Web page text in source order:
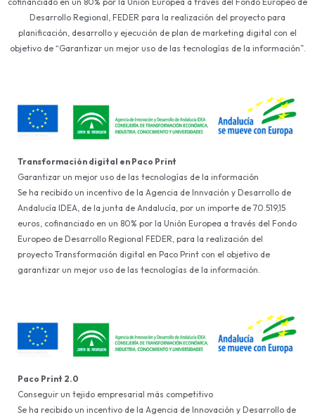
Desarrollo Regional, FEDER para la realización del proyecto para
planificación, desarrollo y ejecución de plan de marketing digital con el
objetivo de “Garantizar un mejor uso de las tecnologías de la información”.
Transformación digital en Paco Print
Garantizar un mejor uso de las tecnologías de la información
Se ha recibido un incentivo de la Agencia de Innvación y Desarrollo de
Andalucía IDEA, de la junta de Andalucía, por un importe de 70.519,15
euros, cofinanciado en un 80% por la Unión Europea a través del Fondo
Europeo de Desarrollo Regional FEDER, para la realización del
proyecto Transformación digital en Paco Print con el objetivo de
garantizar un mejor uso de las tecnologías de la información.
Paco Print 2.0
Conseguir un tejido empresarial más competitivo
Se ha recibido un incentivo de la Agencia de Innovación y Desarrollo de